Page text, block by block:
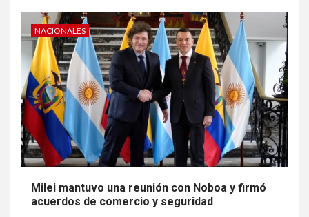
NACIONALES
Milei mantuvo una reunión con Noboa y firmó
acuerdos de comercio y seguridad